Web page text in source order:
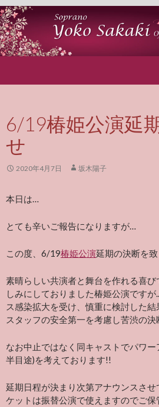
6/19椿姫公演延
せ
2020年4月7日 坂木陽子
本日は…
とても辛いご報告になりますが…
この度、6/19椿姫公演延期の決断を
素晴らしい共演者と舞台を作れる喜
しみにしておりました椿姫公演です
ス感染拡大を受け、慎重に検討した
スタッフの安全第一を考慮し苦渋の決
なお中止ではなく同キャストでパワ
半目途)を考えております!!
延期日程が決まり次第アナウンスさ
ケットは振替公演で使えますのでご